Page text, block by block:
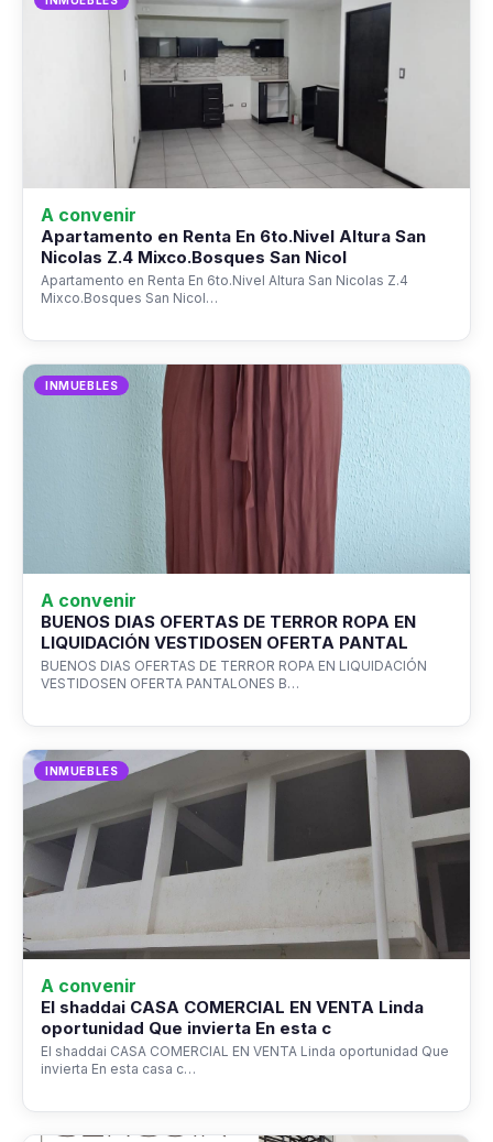
A convenir
Apartamento en Renta En 6to.Nivel Altura San
Nicolas Z.4 Mixco.Bosques San Nicol
Apartamento en Renta En 6to.Nivel Altura San Nicolas Z.4
Mixco.Bosques San Nicol…
INMUEBLES
A convenir
BUENOS DIAS OFERTAS DE TERROR ROPA EN
LIQUIDACIÓN VESTIDOSEN OFERTA PANTAL
BUENOS DIAS OFERTAS DE TERROR ROPA EN LIQUIDACIÓN
VESTIDOSEN OFERTA PANTALONES B…
INMUEBLES
A convenir
El shaddai CASA COMERCIAL EN VENTA Linda
oportunidad Que invierta En esta c
El shaddai CASA COMERCIAL EN VENTA Linda oportunidad Que
invierta En esta casa c…